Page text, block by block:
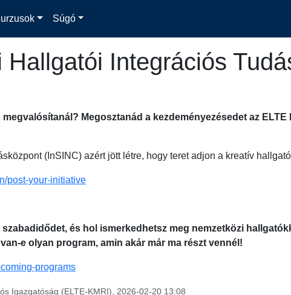
Súgó
Integrációs
Megosztanád a kezdeményezésedet az
(InSINC) azért jött létre, hogy teret adjon a kreatív
post-your-initiative
és hol ismerkedhetsz meg nemzetközi
e olyan program, amin akár már ma részt vennél!
programs
Igazgatóság (ELTE-KMRI), 2026-02-20 13:08